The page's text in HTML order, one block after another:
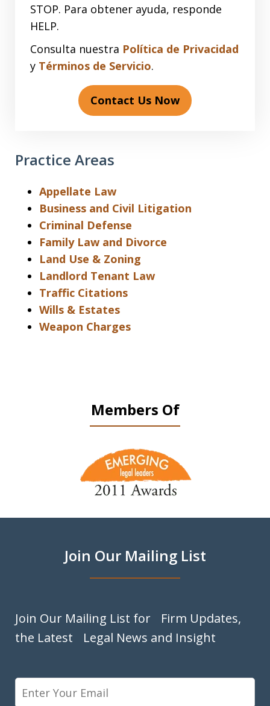
STOP. Para obtener ayuda, responde
HELP.
Consulta nuestra Política de Privacidad
y Términos de Servicio.
Contact Us Now
Practice Areas
Appellate Law
Business and Civil Litigation
Criminal Defense
Family Law and Divorce
Land Use & Zoning
Landlord Tenant Law
Traffic Citations
Wills & Estates
Weapon Charges
Members Of
Join Our Mailing List
Join Our Mailing List for Firm Updates,
the Latest Legal News and Insight